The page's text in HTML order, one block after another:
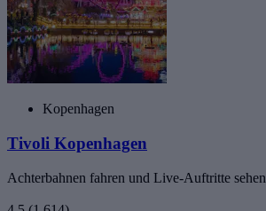
Kopenhagen
Tivoli Kopenhagen
Achterbahnen fahren und Live-Auftritte sehen